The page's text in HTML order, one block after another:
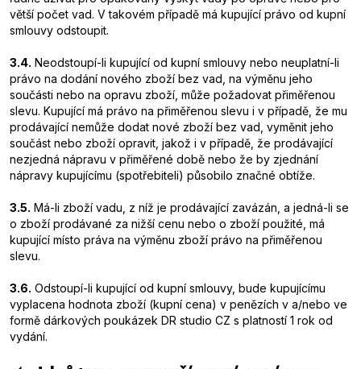
větší počet vad. V takovém případě má kupující právo od kupní
smlouvy odstoupit.
3.4. Neodstoupí-li kupující od kupní smlouvy nebo neuplatní-li
právo na dodání nového zboží bez vad, na výměnu jeho
součásti nebo na opravu zboží, může požadovat přiměřenou
slevu. Kupující má právo na přiměřenou slevu i v případě, že mu
prodávající nemůže dodat nové zboží bez vad, vyměnit jeho
součást nebo zboží opravit, jakož i v případě, že prodávající
nezjedná nápravu v přiměřené době nebo že by zjednání
nápravy kupujícímu (spotřebiteli) působilo značné obtíže.
3.5. Má-li zboží vadu, z níž je prodávající zavázán, a jedná-li se
o zboží prodávané za nižší cenu nebo o zboží použité, má
kupující místo práva na výměnu zboží právo na přiměřenou
slevu.
3.6. Odstoupí-li kupující od kupní smlouvy, bude kupujícímu
vyplacena hodnota zboží (kupní cena) v penězích v a/nebo ve
formě dárkových poukázek DR studio CZ s platností 1 rok od
vydání.